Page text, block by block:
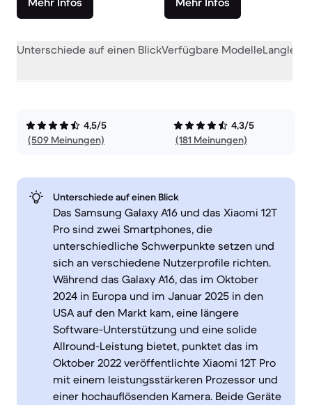
Unterschiede auf einen BlickVerfügbare Modelle
4,5/5
(509 Meinungen)
4,3/5
(181 Meinungen)
Unterschiede auf einen Blick
Das Samsung Galaxy A16 und das Xiaomi 12T
Pro sind zwei Smartphones, die
unterschiedliche Schwerpunkte setzen und
sich an verschiedene Nutzerprofile richten.
Während das Galaxy A16, das im Oktober
2024 in Europa und im Januar 2025 in den
USA auf den Markt kam, eine längere
Software-Unterstützung und eine solide
Allround-Leistung bietet, punktet das im
Oktober 2022 veröffentlichte Xiaomi 12T Pro
mit einem leistungsstärkeren Prozessor und
einer hochauflösenden Kamera. Beide Geräte